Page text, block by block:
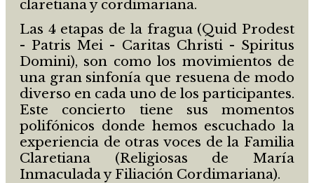
claretiana y cordimariana.
Las 4 etapas de la fragua (Quid Prodest
- Patris Mei - Caritas Christi - Spiritus
Domini), son como los movimientos de
una gran sinfonía que resuena de modo
diverso en cada uno de los participantes.
Este concierto tiene sus momentos
polifónicos donde hemos escuchado la
experiencia de otras voces de la Familia
Claretiana (Religiosas de María
Inmaculada y Filiación Cordimariana).